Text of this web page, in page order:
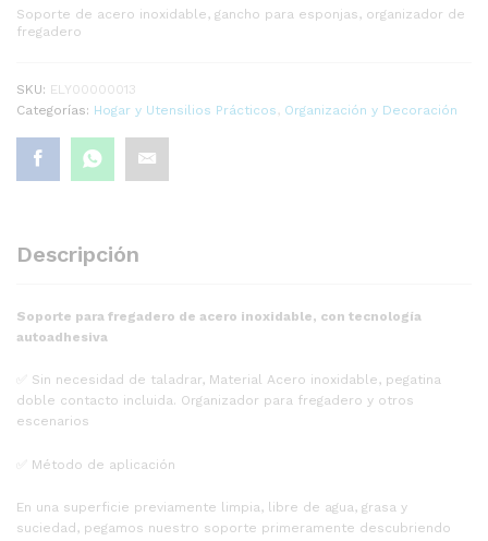
Soporte de acero inoxidable, gancho para esponjas, organizador de
fregadero
SKU: ELY00000013
Categorías: Hogar y Utensilios Prácticos , Organización y Decoración
Descripción
Soporte para fregadero de acero inoxidable, con tecnología
autoadhesiva
✅️ Sin necesidad de taladrar, Material Acero inoxidable, pegatina
doble contacto incluida. Organizador para fregadero y otros
escenarios
✅️ Método de aplicación
En una superficie previamente limpia, libre de agua, grasa y
suciedad, pegamos nuestro soporte primeramente descubriendo